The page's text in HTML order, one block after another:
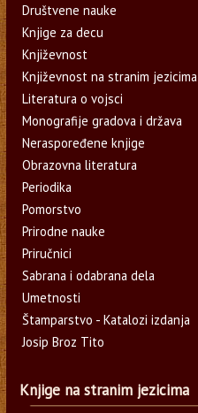
Društvene nauke
Knjige za decu
Književnost
Književnost na stranim jezicima
Literatura o vojsci
Monografije gradova i država
Neraspoređene knjige
Obrazovna literatura
Periodika
Pomorstvo
Prirodne nauke
Priručnici
Sabrana i odabrana dela
Umetnosti
Štamparstvo - Katalozi izdanja
Josip Broz Tito
Knjige na stranim jezicima